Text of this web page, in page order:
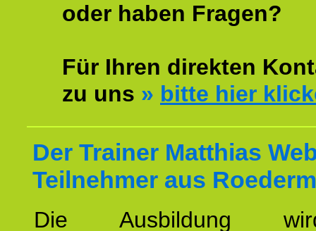
oder haben Fragen?
Für Ihren direkten
zu uns » bitte hier
Der Trainer Matthias
Teilnehmer aus
Die Ausbildung